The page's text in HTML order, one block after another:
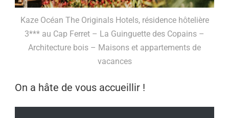
Kaze Océan The Originals Hotels, résidence hôtelière
3*** au Cap Ferret – La Guinguette des Copains –
Architecture bois – Maisons et appartements de
vacances
On a hâte de vous accueillir !